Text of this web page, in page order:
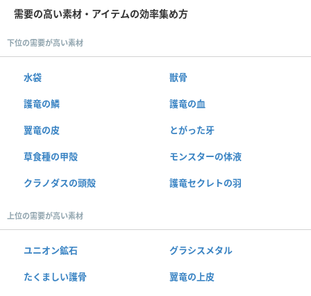
需要の高い素材・アイテムの効率集め方
下位の需要が高い素材
水袋 獣骨
護竜の鱗 護竜の血
翼竜の皮 とがった牙
草食種の甲殻 モンスターの体液
クラノダスの頭殻 護竜セクレトの羽
上位の需要が高い素材
ユニオン鉱石 グラシスメタル
たくましい護骨 翼竜の上皮